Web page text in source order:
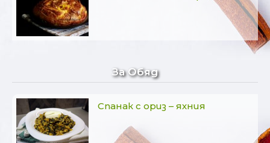
За Обяд
Спанак с ориз – яхния